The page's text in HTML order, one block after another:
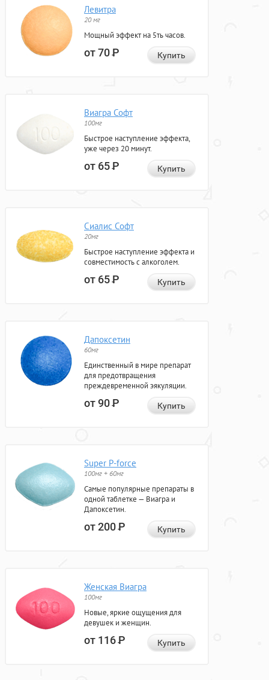
Левитра
20 мг
Мощный эффект на 5ть часов.
от 70Р Купить
Виагра Софт
100мг
Быстрое наступление эффекта,
уже через 20 минут.
от 65Р Купить
Сиалис Софт
20мг
Быстрое наступление эффекта и
совместимость с алкоголем.
от 65Р Купить
Дапоксетин
60мг
Единственный в мире препарат
для предотвращения
преждевременной эякуляции.
от 90Р Купить
Super P-force
100мг + 60мг
Самые популярные препараты в
одной таблетке — Виагра и
Дапоксетин.
от 200Р Купить
Женская Виагра
100мг
Новые, яркие ощущения для
девушек и женщин.
от 116Р Купить